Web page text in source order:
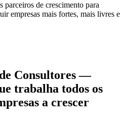
parceiros de crescimento para
empresas mais fortes, mais livres e
Consultores —
trabalha todos os
a crescer